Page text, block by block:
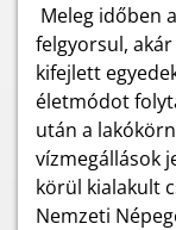
Meleg időben
felgyorsul,
kifejlett
életmódot
után a
vízmegállások
körül kialakult
Nemzeti